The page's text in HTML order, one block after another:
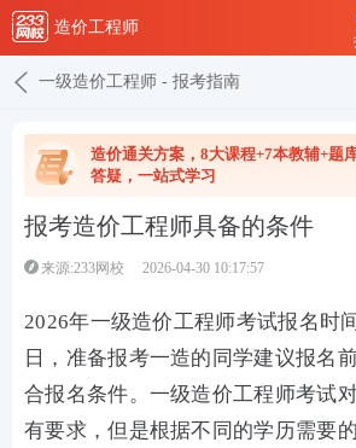
造价工程师
一级造价工程师 - 报考指南
造价通关方案，8大课程+7本教辅+题
答疑，一站式学习
报考造价工程师具备的条件
来源:233网校 2026-04-30 10:17:57
2026年一级造价工程师考试报名时
日，准备报考一造的同学建议报名
合报名条件。一级造价工程师考试
有要求，但是根据不同的学历需要